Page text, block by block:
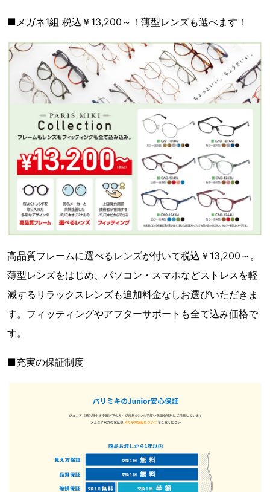
■メガネ1組 税込￥13,200～！薄型レンズも選べます！
高品質フレームに選べるレンズが付いて税込￥13,200～。
薄型レンズをはじめ、パソコン・スマホなどストレスを軽
減するリラックスレンズも追加料金なしお選びいただきま
す。フィッティングやアフターサポートも全て込み価格で
す。
■充実の保証制度